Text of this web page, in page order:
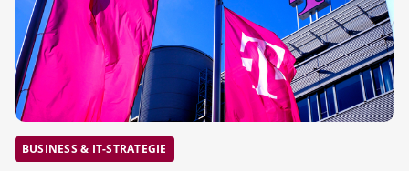
BUSINESS & IT-STRATEGIE